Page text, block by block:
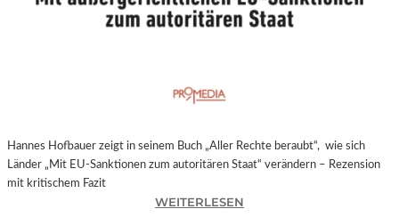
Hannes Hofbauer zeigt in seinem Buch „Aller Rechte beraubt“, wie sich
Länder „Mit EU-Sanktionen zum autoritären Staat“ verändern – Rezension
mit kritischem Fazit
WEITERLESEN